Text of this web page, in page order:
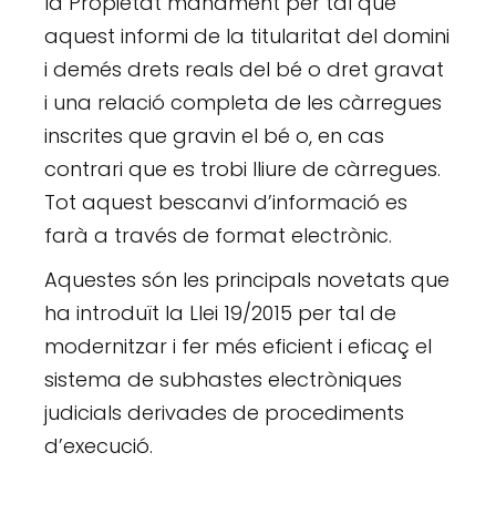
aquest informi de la titularitat del domini
i demés drets reals del bé o dret gravat
i una relació completa de les càrregues
inscrites que gravin el bé o, en cas
contrari que es trobi lliure de càrregues.
Tot aquest bescanvi d’informació es
farà a través de format electrònic.
Aquestes són les principals novetats que
ha introduït la Llei 19/2015 per tal de
modernitzar i fer més eficient i eficaç el
sistema de subhastes electròniques
judicials derivades de procediments
d’execució.